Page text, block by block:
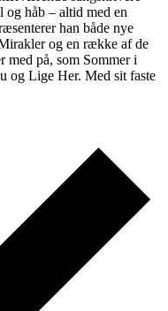
håb – altid med en
han både nye
og en række af de
med på, som Sommer i
og Lige Her. Med sit faste